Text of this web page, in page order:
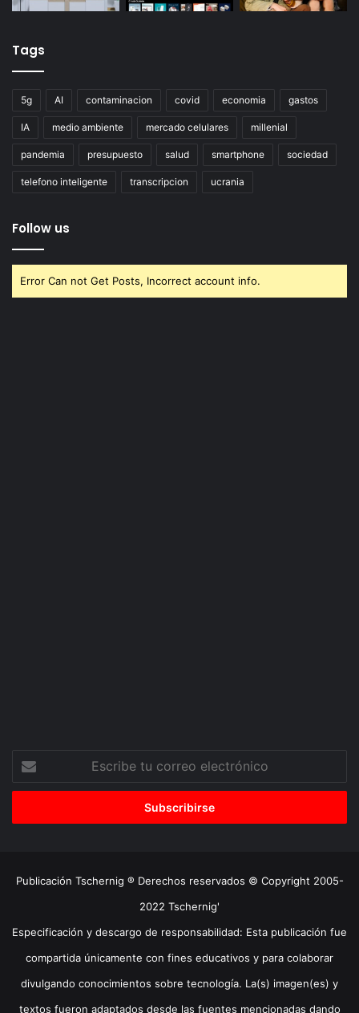
Tags
5g AI contaminacion covid economia gastos
IA medio ambiente mercado celulares millenial
pandemia presupuesto salud smartphone sociedad
telefono inteligente transcripcion ucrania
Follow us
Error Can not Get Posts, Incorrect account info.
correo
Publicación Tschernig ® Derechos reservados © Copyright 2005-
2022 Tschernig'
Especificación y descargo de responsabilidad: Esta publicación fue
compartida únicamente con fines educativos y para colaborar
divulgando conocimientos sobre tecnología. La(s) imagen(es) y
textos fueron adaptados desde las fuentes mencionadas dando